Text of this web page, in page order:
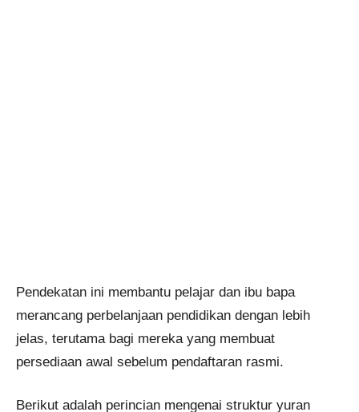
Pendekatan ini membantu pelajar dan ibu bapa
merancang perbelanjaan pendidikan dengan lebih
jelas, terutama bagi mereka yang membuat
persediaan awal sebelum pendaftaran rasmi.
Berikut adalah perincian mengenai struktur yuran